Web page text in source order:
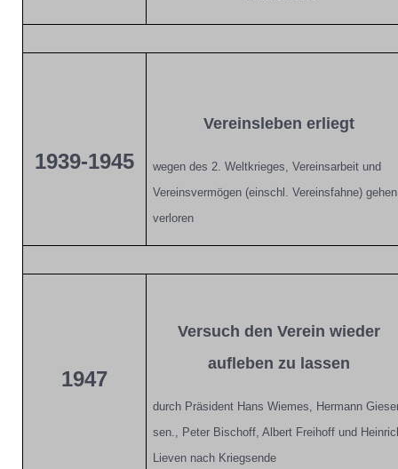
1939-1945
Vereinsleben erliegt
wegen des 2. Weltkrieges, Vereinsarbeit und
Vereinsvermögen (einschl. Vereinsfahne) gehen
verloren
1947
Versuch den Verein wieder
aufleben zu lassen
durch Präsident Hans Wiemes, Hermann
sen., Peter Bischoff, Albert Freihoff und
Lieven nach Kriegsende